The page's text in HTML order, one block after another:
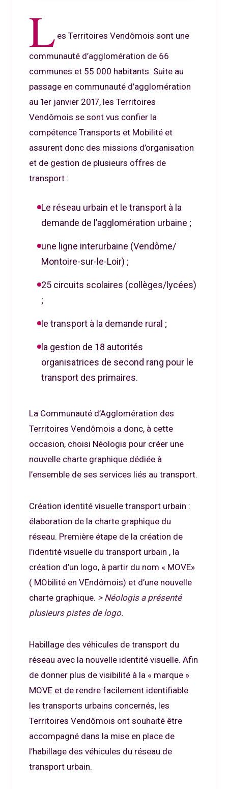
L es Territoires Vendômois sont une
communauté d’agglomération de 66
communes et 55 000 habitants. Suite au
passage en communauté d’agglomération
au 1er janvier 2017, les Territoires
Vendômois se sont vus confier la
compétence Transports et Mobilité et
assurent donc des missions d’organisation
et de gestion de plusieurs offres de
transport :
Le réseau urbain et le transport à la
demande de l’agglomération urbaine ;
une ligne interurbaine (Vendôme/
Montoire-sur-le-Loir) ;
25 circuits scolaires (collèges/lycées)
;
le transport à la demande rural ;
la gestion de 18 autorités
organisatrices de second rang pour le
transport des primaires.
La Communauté d’Agglomération des
Territoires Vendômois a donc, à cette
occasion, choisi Néologis pour créer une
nouvelle charte graphique dédiée à
l’ensemble de ses services liés au transport.
Création identité visuelle transport urbain :
élaboration de la charte graphique du
réseau. Première étape de la création de
l’identité visuelle du transport urbain , la
création d’un logo, à partir du nom « MOVE»
( MObilité en VEndômois) et d’une nouvelle
charte graphique. > Néologis a présenté
plusieurs pistes de logo.
Habillage des véhicules de transport du
réseau avec la nouvelle identité visuelle. Afin
de donner plus de visibilité à la « marque »
MOVE et de rendre facilement identifiable
les transports urbains concernés, les
Territoires Vendômois ont souhaité être
accompagné dans la mise en place de
l’habillage des véhicules du réseau de
transport urbain.